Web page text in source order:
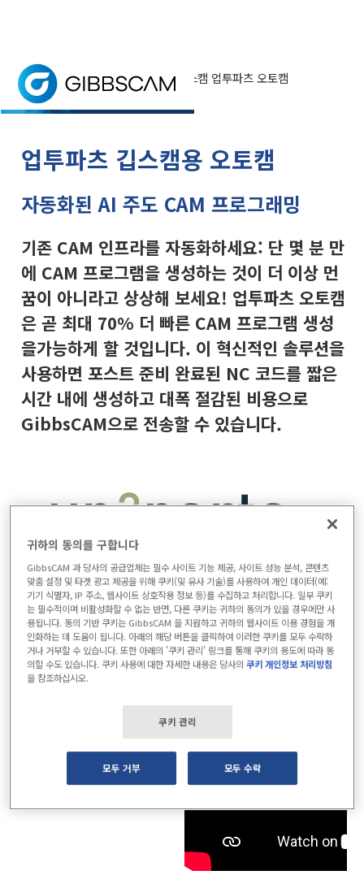
홈 > 제품 구성 > AI 자동캠 > 깁스캠 업투파츠 오토캠
업투파츠는 전략적 산업 파트너십을 통해 제조 자
업투파츠 오토캠
최대 70% 더 빠른 CAM 프로그래
밍 생성
업투파츠 깁스캠용 오토캠
자동화된 AI 주도 CAM 프로그래밍
기존 CAM 인프라를 자동화하세요: 단 몇 분 만
에 CAM 프로그램을 생성하는 것이 더 이상 먼
꿈이 아니라고 상상해 보세요! 업투파츠 오토캠
은 곧최대 70% 더 빠른CAM 프로그램 생성
을가능하게 할 것입니다. 이 혁신적인 솔루션을
사용하면 포스트 준비 완료된 NC 코드를 짧은
시간 내에 생성하고 대폭 절감된 비용으로
GibbsCAM으로 전송할 수 있습니다.
업투파츠 GibbsCAM용 오토캠 작동 방
식
귀하의 동의를 구합니다
GibbsCAM 과 당사의 공급업체는 필수 사이트 기능 제공, 사이트 성능 분석, 콘텐츠
맞춤 설정 및 타겟 광고 제공을 위해 쿠키(및 유사 기술)를 사용하여 개인 데이터(예:
기기 식별자, IP 주소, 웹사이트 상호작용 정보 등)를 수집하고 처리합니다. 일부 쿠키
는 필수적이며 비활성화할 수 없는 반면, 다른 쿠키는 귀하의 동의가 있을 경우에만 사
용됩니다. 동의 기반 쿠키는 GibbsCAM 을 지원하고 귀하의 웹사이트 이용 경험을 개
인화하는 데 도움이 됩니다. 아래의 해당 버튼을 클릭하여 이러한 쿠키를 모두 수락하
거나 거부할 수 있습니다. 또한 아래의 '쿠키 관리' 링크를 통해 쿠키의 용도에 따라 동
의할 수도 있습니다. 쿠키 사용에 대한 자세한 내용은 당사의쿠키 개인정보 처리방침
을 참조하십시오.
쿠키 관리
모두 거부 모두 수락